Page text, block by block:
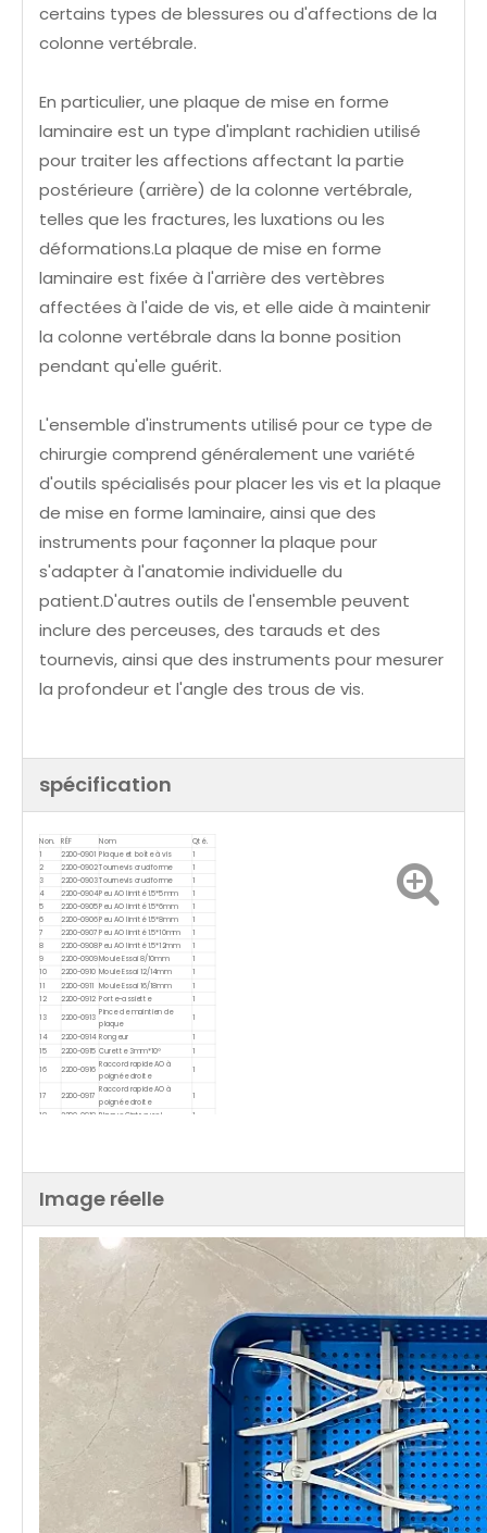
certains types de blessures ou d'affections de la
colonne vertébrale.
En particulier, une plaque de mise en forme
laminaire est un type d'implant rachidien utilisé
pour traiter les affections affectant la partie
postérieure (arrière) de la colonne vertébrale,
telles que les fractures, les luxations ou les
déformations.La plaque de mise en forme
laminaire est fixée à l'arrière des vertèbres
affectées à l'aide de vis, et elle aide à maintenir
la colonne vertébrale dans la bonne position
pendant qu'elle guérit.
L'ensemble d'instruments utilisé pour ce type de
chirurgie comprend généralement une variété
d'outils spécialisés pour placer les vis et la plaque
de mise en forme laminaire, ainsi que des
instruments pour façonner la plaque pour
s'adapter à l'anatomie individuelle du
patient.D'autres outils de l'ensemble peuvent
inclure des perceuses, des tarauds et des
tournevis, ainsi que des instruments pour mesurer
la profondeur et l'angle des trous de vis.
spécification
Non. RÉF Nom Qté.
1 2200-0901 Plaque et boîte à vis
1
2
2200-0902Tournevis cruciforme 1
3 2200-0903Tournevis cruciforme 1
4 2200-0904Peu AO limité 1.5*5mm
1
5
2200-0905Peu AO limité 1.5*6mm 1
6 2200-0906Peu AO limité 1.5*8mm 1
7 2200-0907 Peu AO limité 1.5*10mm
1
8
2200-0908Peu AO limité 1.5*12mm 1
9 2200-0909Moule Essai 8/10mm 1
10 2200-0910 Moule Essai 12/14mm
1
11
2200-0911 Moule Essai 16/18mm 1
12 2200-0912 Porte-assiette 1
13 2200-0913
Pince de maintien de
plaque
1
14
2200-0914 Rongeur 1
15 2200-0915 Curette 3mm*10° 1
16 2200-0916
Raccord rapide AO à
poignée droite
1
17 2200-0917
Raccord rapide AO à
poignée droite
1
18
2200-0918 Plaque Cintreuse L 1
Image réelle